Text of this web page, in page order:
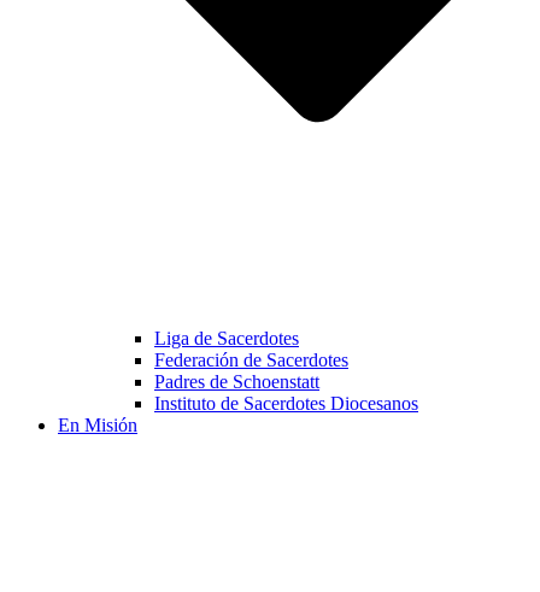
Liga de Sacerdotes
Federación de Sacerdotes
Padres de Schoenstatt
Instituto de Sacerdotes Diocesanos
En Misión